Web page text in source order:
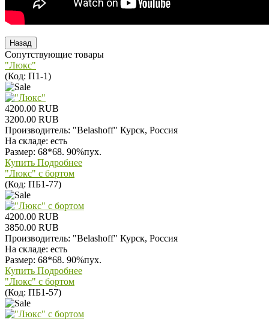
Сопутствующие товары
"Люкс"
(Код: П1-1)
4200.00 RUB
3200.00 RUB
Производитель: "Belashoff" Курск, Россия
На складе: есть
Размер: 68*68. 90%пух.
Купить Подробнее
"Люкс" с бортом
(Код: ПБ1-77)
4200.00 RUB
3850.00 RUB
Производитель: "Belashoff" Курск, Россия
На складе: есть
Размер: 68*68. 90%пух.
Купить Подробнее
"Люкс" с бортом
(Код: ПБ1-57)